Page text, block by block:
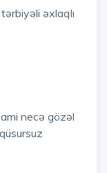
əxlaqlı
necə gözəl